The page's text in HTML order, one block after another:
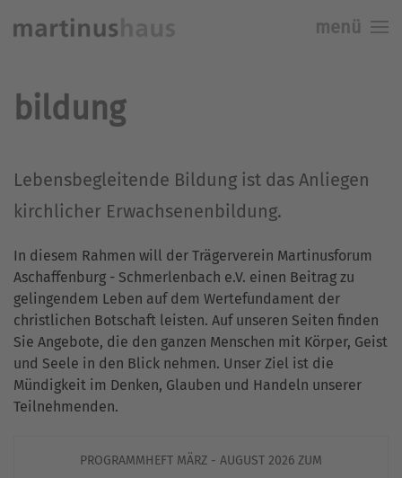
menü
bildung
Lebensbegleitende Bildung ist das Anliegen
kirchlicher Erwachsenenbildung.
In diesem Rahmen will der Trägerverein Martinusforum
Aschaffenburg - Schmerlenbach e.V. einen Beitrag zu
gelingendem Leben auf dem Wertefundament der
christlichen Botschaft leisten. Auf unseren Seiten finden
Sie Angebote, die den ganzen Menschen mit Körper, Geist
und Seele in den Blick nehmen. Unser Ziel ist die
Mündigkeit im Denken, Glauben und Handeln unserer
Teilnehmenden.
PROGRAMMHEFT MÄRZ - AUGUST 2026 ZUM